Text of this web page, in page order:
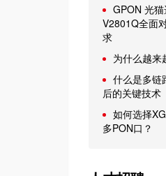
GPON 光
V2801Q全面
求
为什么越来
什么是多链
后的关键技术
如何选择
多PON口？